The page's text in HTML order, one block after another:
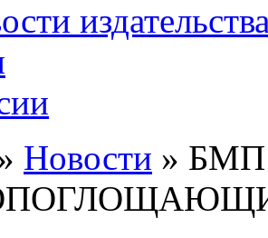
Новости »